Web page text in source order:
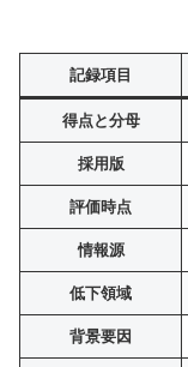
記録項目
得点と分母
採用版
評価時点
情報源
低下領域
背景要因